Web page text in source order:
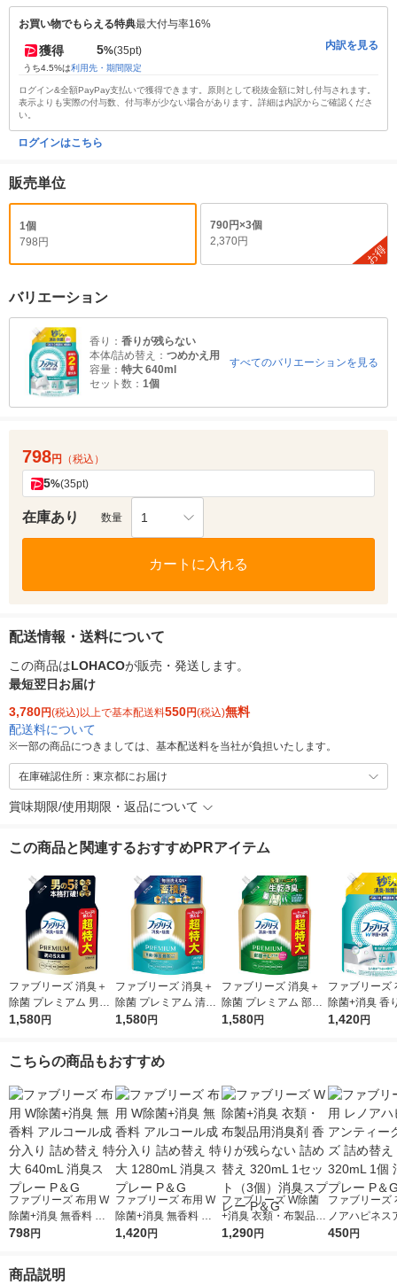
お買い物でもらえる特典最大付与率16%
獲得 5%(35pt)
うち4.5%は利用先・期間限定
内訳を見る
ログイン&全額PayPay支払いで獲得できます。原則として税抜金額に対し付与されます。
表示よりも実際の付与数、付与率が少ない場合があります。詳細は内訳からご確認くださ
い。
ログインはこちら
販売単位
1個
798円
790円×3個
2,370円
お得
バリエーション
香り： 香りが残らない
本体/詰め替え： つめかえ用
容量： 特大 640ml
セット数： 1個
すべてのバリエーションを見る
798円 （税込）
5%(35pt)
在庫あり 数量 1
カートに入れる
配送情報・送料について
この商品はLOHACOが販売・発送します。
最短翌日お届け
3,780円(税込)以上で基本配送料550円(税込)無料
配送料について
※一部の商品につきましては、基本配送料を当社が負担いたします。
在庫確認住所：東京都にお届け
賞味期限/使用期限・返品について
この商品と関連するおすすめPRアイテム
ファブリーズ 消臭＋
除菌 プレミアム 男の
5大臭クールアクア 詰
社
1,580円
ファブリーズ 消臭＋
除菌 プレミアム 清潔
なランドリーの香り
同会社
1,580円
ファブリーズ 消臭＋
除菌 プレミアム 部屋
干し おひさまの香り
1,580円
ファブリーズ
除菌+消臭 香
ない 詰め替
1,420円
こちらの商品もおすすめ
ファブリーズ 布用 W
除菌+消臭 無香料 ア
ルコール成分入り 詰
798円
ファブリーズ 布用 W
除菌+消臭 無香料 ア
ルコール成分入り 詰
1,420円
ファブリーズ W除菌
+消臭 衣類・布製品用
消臭剤 香りが残らな
1,290円
ファブリーズ
ノアハピネス
ークローズ 詰
450円
商品説明